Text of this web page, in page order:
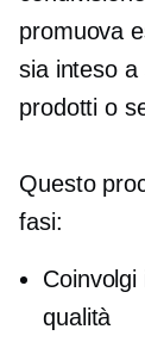
promuova
sia inteso a
prodotti o
Questo
fasi:
qualità